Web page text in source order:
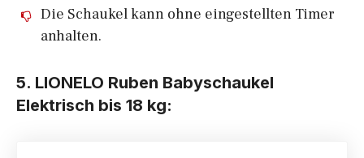
Die Schaukel kann ohne eingestellten Timer
anhalten.
5. LIONELO Ruben Babyschaukel
Elektrisch bis 18 kg: